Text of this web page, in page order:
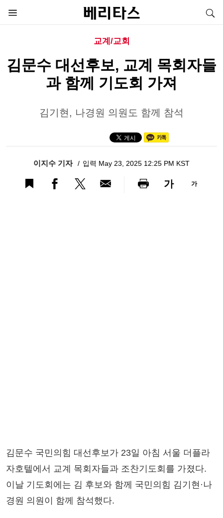
교계/교회
김문수 대선후보, 교계 목회자들
과 함께 기도회 가져
김기현, 나경원 의원도 함께 참석
이지수 기자 입력 May 23, 2025 12:25 PM KST
가 가
김문수 국민의힘 대선후보가 23일 아침 서울 더플라
자호텔에서 교계 목회자들과 조찬기도회를 가졌다.
이날 기도회에는 김 후보와 함께 국민의힘 김기현·나
경원 의원이 함께 참석했다.